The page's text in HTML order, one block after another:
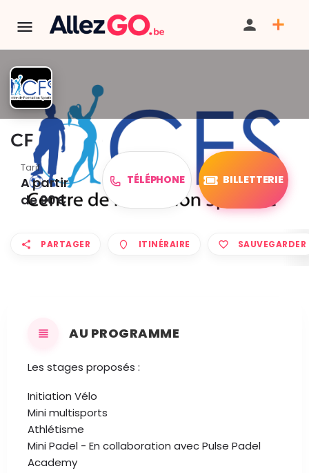
CFS - Stages 2026 à Limal
Tarif
A partir
de 90€
TÉLÉPHONE BILLETTERIE
PARTAGER ITINÉRAIRE SAUVEGARDER
AU PROGRAMME
Les stages proposés :
Initiation Vélo
Mini multisports
Athlétisme
Mini Padel - En collaboration avec Pulse Padel
Academy